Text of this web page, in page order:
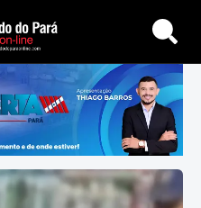
Buscar